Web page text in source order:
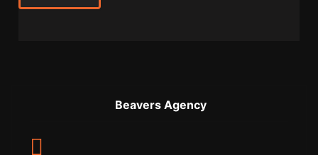
Beavers Agency